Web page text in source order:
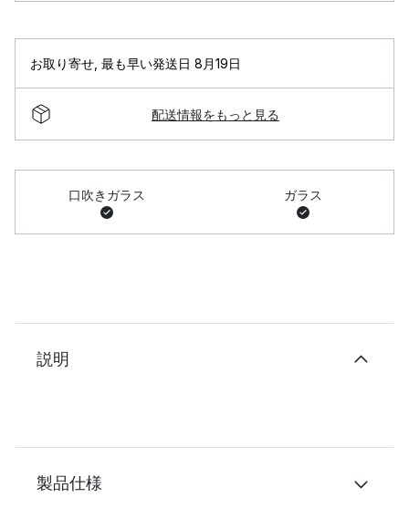
お取り寄せ 最も早い発送日 8月19日
配送情報をもっと見る
口吹きガラス ガラス
説明
製品仕様